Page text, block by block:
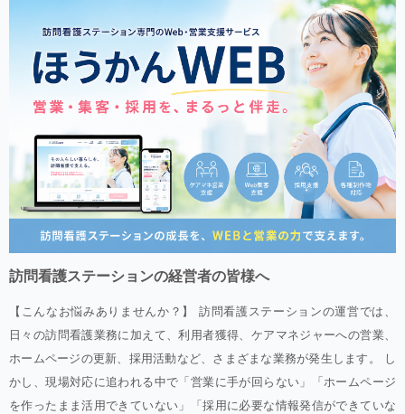
訪問看護ステーションの経営者の皆様へ
【こんなお悩みありませんか？】 訪問看護ステーションの運営では、
日々の訪問看護業務に加えて、利用者獲得、ケアマネジャーへの営業、
ホームページの更新、採用活動など、さまざまな業務が発生します。 し
かし、現場対応に追われる中で「営業に手が回らない」「ホームページ
を作ったまま活用できていない」「採用に必要な情報発信ができていな